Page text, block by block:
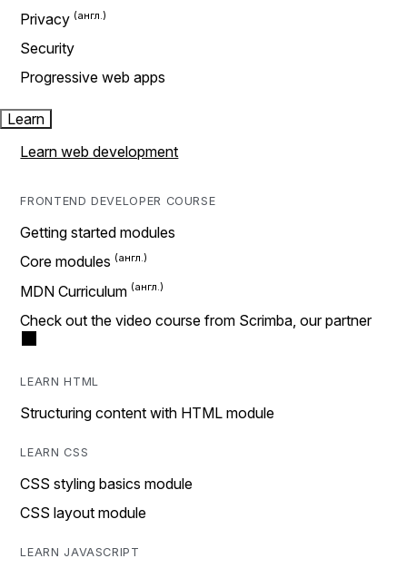
Privacy
Security
Progressive web apps
Learn
Learn web development
FRONTEND DEVELOPER COURSE
Getting started modules
Core modules
MDN Curriculum
Check out the video course from Scrimba, our partner
LEARN HTML
Structuring content with HTML module
LEARN CSS
CSS styling basics module
CSS layout module
LEARN JAVASCRIPT